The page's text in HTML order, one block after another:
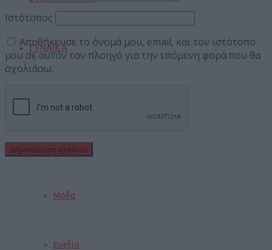
ΓΥΝΑΙΚΑ
Ομορφιά
Μόδα
Ευεξία
Ιστότοπος
Αποθήκευσε το όνομά μου, email, και τον ιστότοπο
μου σε αυτόν τον πλοηγό για την επόμενη φορά που θα
σχολιάσω.